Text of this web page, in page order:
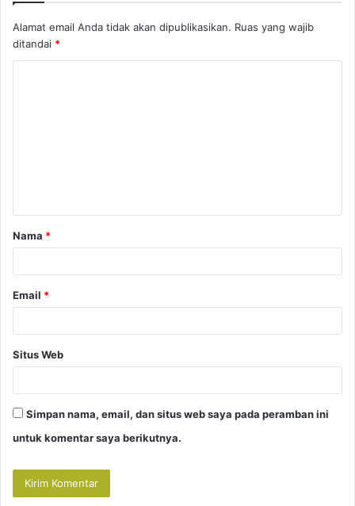
Alamat email Anda tidak akan dipublikasikan. Ruas yang wajib
ditandai *
a
r
Nama *
Email *
Situs Web
Simpan nama, email, dan situs web saya pada peramban ini
untuk komentar saya berikutnya.